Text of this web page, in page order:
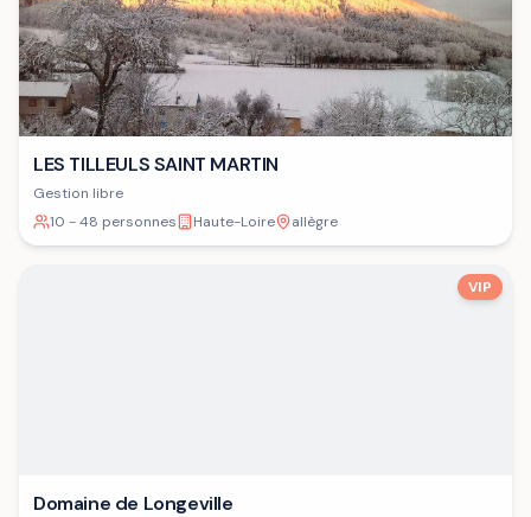
LES TILLEULS SAINT MARTIN
Gestion libre
10 - 48 personnes
Haute-Loire allègre
VIP
Domaine de Longeville